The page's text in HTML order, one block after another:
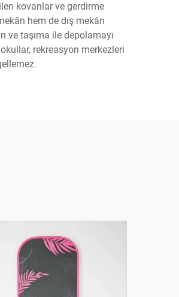
kovanlar ve gerdirme
hem de dış mekân
ve taşıma ile depolamayı
rekreasyon merkezleri